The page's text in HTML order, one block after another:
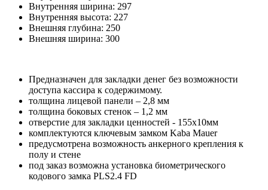
Внутренняя ширина: 297
Внутренняя высота: 227
Внешняя глубина: 250
Внешняя ширина: 300
Предназначен для закладки денег без возможности
доступа кассира к содержимому.
толщина лицевой панели – 2,8 мм
толщина боковых стенок – 1,2 мм
отверстие для закладки ценностей - 155х10мм
комплектуются ключевым замком Kaba Mauer
предусмотрена возможность анкерного крепления к
полу и стене
под заказ возможна установка биометрического
кодового замка PLS2.4 FD